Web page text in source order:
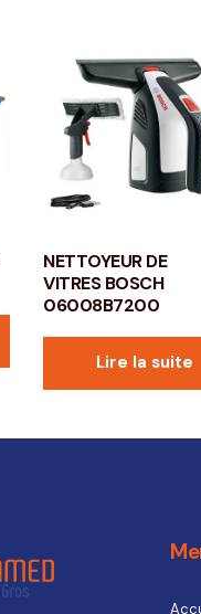
NETTOYEUR DE
VITRES BOSCH
06008B7200
Lire la suite